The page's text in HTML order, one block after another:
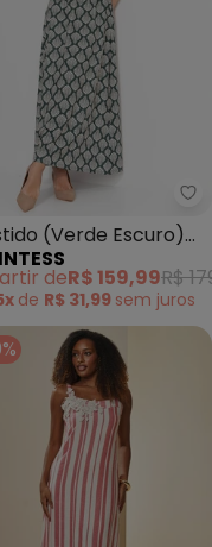
Vestido Alongado
(Verde Escuro)
Fria
deR$ 159,99R$
de R$ 31,99 sem juros